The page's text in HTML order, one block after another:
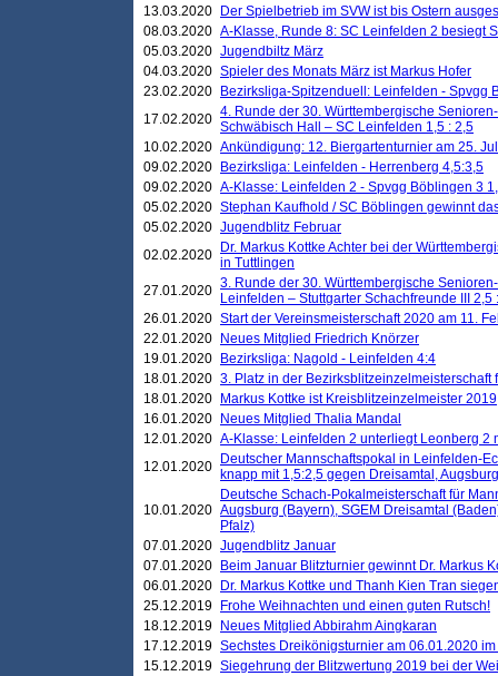
13.03.2020
Der Spielbetrieb im SVW ist bis Ostern
08.03.2020 A-Klasse, Runde 8: SC Leinfelden 2 besiegt
05.03.2020 Jugendbiltz März
04.03.2020 Spieler des Monats März ist Markus Hofer
23.02.2020
Bezirksliga-Spitzenduell: Leinfelden - Spvgg
17.02.2020 4. Runde der 30. Württembergische
Schwäbisch Hall – SC Leinfelden 1,5 : 2,5
10.02.2020 Ankündigung: 12. Biergartenturnier am 25.
09.02.2020
Bezirksliga: Leinfelden - Herrenberg 4,5:3,5
09.02.2020 A-Klasse: Leinfelden 2 - Spvgg Böblingen 3
05.02.2020 Stephan Kaufhold / SC Böblingen gewinnt
05.02.2020 Jugendblitz Februar
02.02.2020
Dr. Markus Kottke Achter bei der
in Tuttlingen
27.01.2020 3. Runde der 30. Württembergische
Leinfelden – Stuttgarter Schachfreunde III 2,5
26.01.2020 Start der Vereinsmeisterschaft 2020 am 11.
22.01.2020
Neues Mitglied Friedrich Knörzer
19.01.2020
Bezirksliga: Nagold - Leinfelden 4:4
18.01.2020 3. Platz in der Bezirksblitzeinzelmeisterschaft
18.01.2020
Markus Kottke ist Kreisblitzeinzelmeister 2019
16.01.2020
Neues Mitglied Thalia Mandal
12.01.2020 A-Klasse: Leinfelden 2 unterliegt Leonberg 2
12.01.2020
Deutscher Mannschaftspokal in Leinfelden-
knapp mit 1,5:2,5 gegen Dreisamtal,
10.01.2020
Deutsche Schach-Pokalmeisterschaft für
Augsburg (Bayern), SGEM Dreisamtal
Pfalz)
07.01.2020 Jugendblitz Januar
07.01.2020
Beim Januar Blitzturnier gewinnt Dr. Markus
06.01.2020
Dr. Markus Kottke und Thanh Kien Tran
25.12.2019
Frohe Weihnachten und einen guten Rutsch!
18.12.2019
Neues Mitglied Abbirahm Aingkaran
17.12.2019 Sechstes Dreikönigsturnier am 06.01.2020
15.12.2019 Siegehrung der Blitzwertung 2019 bei der